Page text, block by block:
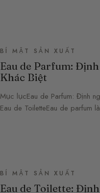
BÍ MẬT SẢN XUẤT
Eau de Parfum:
Khác Biệt
Mục lụcEau de Parfum: Định
Eau de ToiletteEau de
BÍ MẬT SẢN XUẤT
Eau de Toilette: